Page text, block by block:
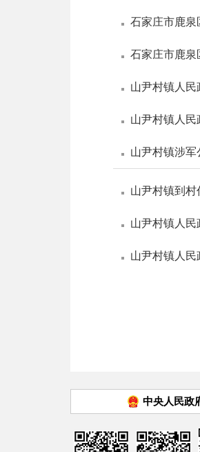
石家庄市鹿泉
石家庄市鹿泉
山尹村镇人民
山尹村镇人民
山尹村镇涉
山尹村镇到
山尹村镇人民
山尹村镇人民